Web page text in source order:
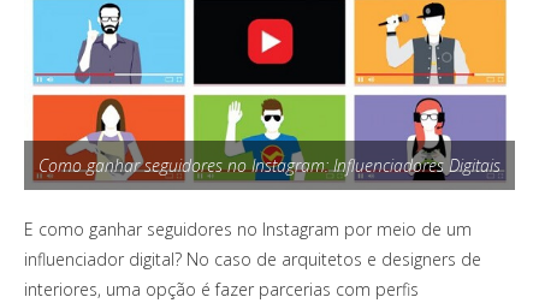
Como ganhar seguidores no Instagram: Influenciadores Digitais
E como ganhar seguidores no Instagram por meio de um
influenciador digital? No caso de arquitetos e designers de
interiores, uma opção é fazer parcerias com perfis